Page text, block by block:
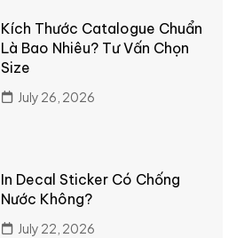
Kích Thước Catalogue Chuẩn
Là Bao Nhiêu? Tư Vấn Chọn
Size
July 26, 2026
In Decal Sticker Có Chống
Nước Không?
July 22, 2026